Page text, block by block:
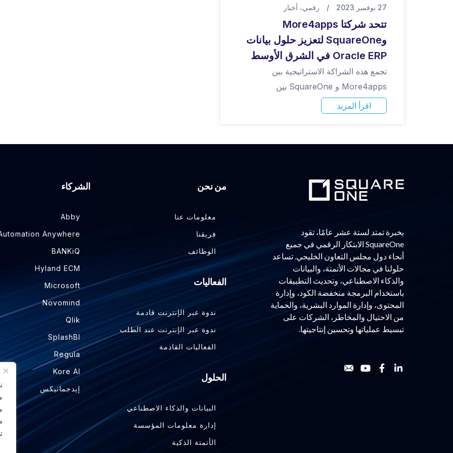
27 نوفمبر 2023 / رقمي، أخبار
تتحد شركتا More4apps
وSquareOne لتعزيز حلول بيانات
Oracle ERP في الشرق الأوسط
تجمع هذه الشراكة الاستراتيجية بين
More4apps و SquareOne بين
اقرأ المزيد
بخبرة تمتد لستة عشر عامًا، تقود
SquareOne الابتكار الرقمي في جميع
أنحاء دول مجلس التعاون الخليجي. تساعد
حلولنا في مجالات الأتمتة، والبيانات
والذكاء الاصطناعي، وتحديث التطبيقات
باستخدام البرمجة منخفضة الكود، وإدارة
المحتوى، وإدارة الموارد البشرية، والحماية
من الاحتيال والمخاطر، الشركات على
تبسيط عملياتها وتحسين إنتاجيتها.
من نحن
معلومات عنا
فريقنا
الوظائف
الفعاليات
ندوة عبر الإنترنت قادمة
ندوة عبر الإنترنت عند الطلب
الفعاليات القادمة
الحلول
البيانات والذكاء الاصطناعي
إدارة معلومات المؤسسة
الأتمتة الذكية
الشركاء
Abby
Anywhere
BANKiQ
Hyland ECM
Microsoft
Novomind
Qlik
SplashBI
Regula
Kore AI
إيدجماتيكس